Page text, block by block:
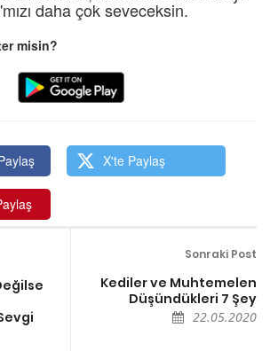
daha çok seveceksin.
misin?
X'te Paylaş
Sonraki Post
Kediler ve Muhtemelen
Düşündükleri 7 Şey
22.05.2020